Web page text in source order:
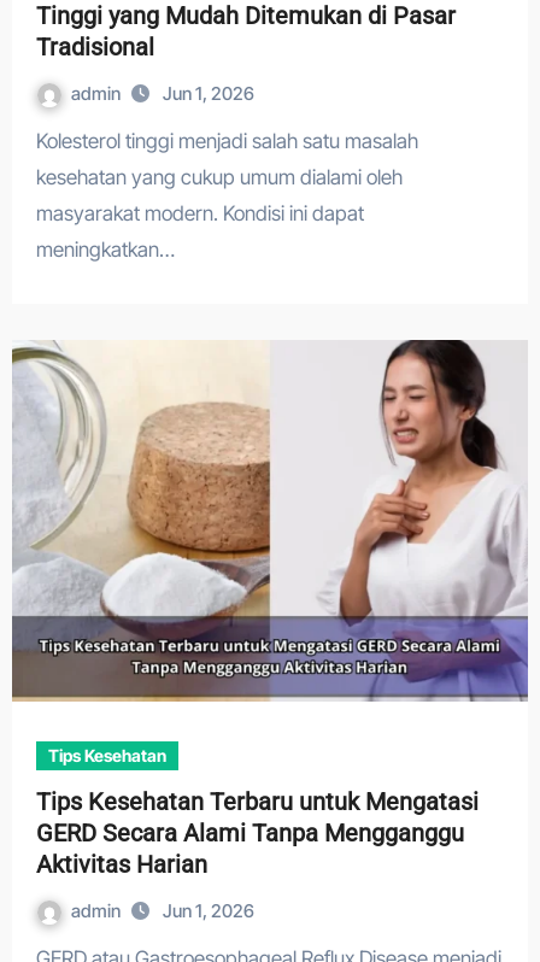
Tinggi yang Mudah Ditemukan di Pasar
Tradisional
admin Jun 1, 2026
Kolesterol tinggi menjadi salah satu masalah
kesehatan yang cukup umum dialami oleh
masyarakat modern. Kondisi ini dapat
meningkatkan…
Tips Kesehatan
Tips Kesehatan Terbaru untuk Mengatasi
GERD Secara Alami Tanpa Mengganggu
Aktivitas Harian
admin Jun 1, 2026